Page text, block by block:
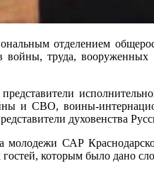
отделением
войны, труда,
и СВО, воины-
духовенства
молодежи САР
которым было дано